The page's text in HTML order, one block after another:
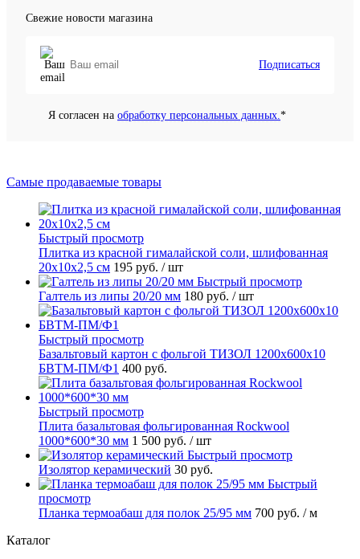
Свежие новости магазина
Подписаться
Я согласен на обработку персональных данных. *
Самые продаваемые товары
Быстрый просмотр
Плитка из красной гималайской соли, шлифованная
20х10х2,5 см 195 руб. / шт
Быстрый просмотр
Галтель из липы 20/20 мм 180 руб. / шт
Быстрый просмотр
Базальтовый картон с фольгой ТИЗОЛ 1200х600х10
БВТМ-ПМ/Ф1 400 руб.
Быстрый просмотр
Плита базальтовая фольгированная Rockwool
1000*600*30 мм 1 500 руб. / шт
Быстрый просмотр
Изолятор керамический 30 руб.
Быстрый
просмотр
Планка термоабаш для полок 25/95 мм 700 руб. / м
Каталог